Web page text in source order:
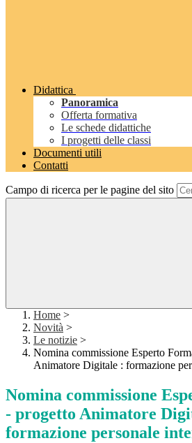
Didattica
Panoramica
Offerta formativa
Le schede didattiche
I progetti delle classi
Documenti utili
Contatti
Campo di ricerca per le pagine del sito
Home >
Novità >
Le notizie >
Nomina commissione Esperto
Animatore Digitale : formazione
Nomina commissione
- progetto Animatore
formazione personale